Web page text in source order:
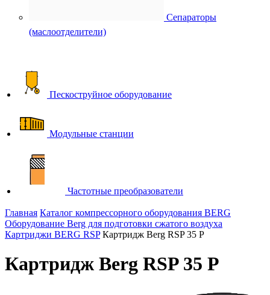
Сепараторы
(маслоотделители)
Пескоструйное оборудование
Модульные станции
Частотные преобразователи
Главная Каталог компрессорного оборудования BERG
Оборудование Berg для подготовки сжатого воздуха
Картриджи BERG RSP Картридж Berg RSP 35 P
Картридж Berg RSP 35 P